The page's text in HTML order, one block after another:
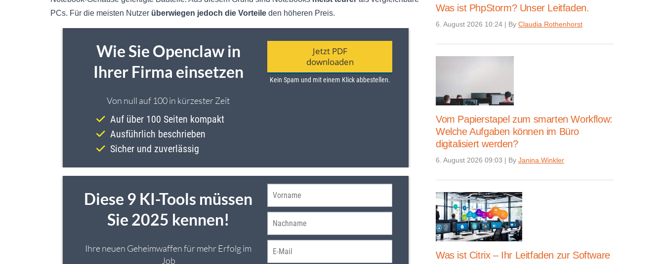
PCs. Für die meisten Nutzer überwiegen jedoch die Vorteile den höheren Preis.
Was ist PhpStorm? Unser Leitfaden.
6. August 2026 10:24 | By Claudia Rothenhorst
Vom Papierstapel zum smarten Workflow:
Welche Aufgaben können im Büro
digitalisiert werden?
6. August 2026 09:03 | By Janina Winkler
Was ist Citrix – Ihr Leitfaden zur Software